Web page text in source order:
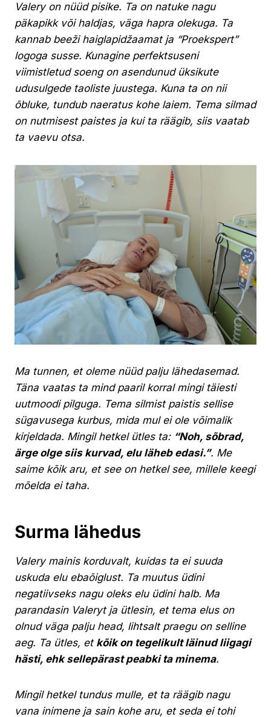
Valery on nüüd pisike. Ta on natuke nagu
päkapikk või haldjas, väga hapra olekuga. Ta
kannab beeži haiglapidžaamat ja “Proekspert”
logoga susse. Kunagine perfektsuseni
viimistletud soeng on asendunud üksikute
udusulgede taoliste juustega. Kuna ta on nii
õbluke, tundub naeratus kohe laiem. Tema silmad
on nutmisest paistes ja kui ta räägib, siis vaatab
ta vaevu otsa.
Ma tunnen, et oleme nüüd palju lähedasemad.
Täna vaatas ta mind paaril korral mingi täiesti
uutmoodi pilguga. Tema silmist paistis sellise
sügavusega kurbus, mida mul ei ole võimalik
kirjeldada. Mingil hetkel ütles ta: “Noh, sõbrad,
ärge olge siis kurvad, elu läheb edasi.”. Me
saime kõik aru, et see on hetkel see, millele keegi
mõelda ei taha.
Surma lähedus
Valery mainis korduvalt, kuidas ta ei suuda
uskuda elu ebaõiglust. Ta muutus üdini
negatiivseks nagu oleks elu üdini halb. Ma
parandasin Valeryt ja ütlesin, et tema elus on
olnud väga palju head, lihtsalt praegu on selline
aeg. Ta ütles, et kõik on tegelikult läinud liigagi
hästi, ehk sellepärast peabki ta minema.
Mingil hetkel tundus mulle, et ta räägib nagu
vana inimene ja sain kohe aru, et seda ei tohi